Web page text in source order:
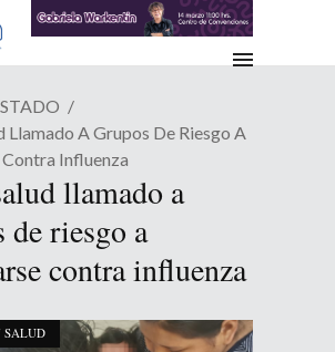
Llamado A Grupos De Riesgo A
Influenza
llamado a
de riesgo a
contra influenza
SALUD